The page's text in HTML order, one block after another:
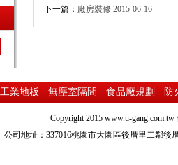
下一篇： 廠房裝修 2015-06-16
工業地板 無塵室隔間 食品廠規劃 防
Copyright 2015 www.u-gang.com.tw
公司地址：337016桃園市大園區後厝里二鄰後